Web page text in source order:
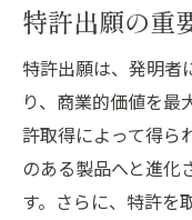
ント
視覚的解説が
特許出願
図面に求
図面作成
特許出願の重
特許出願は、発明者
り、商業的価値を最
許取得によって得ら
のある製品へと進化
す。さらに、特許を